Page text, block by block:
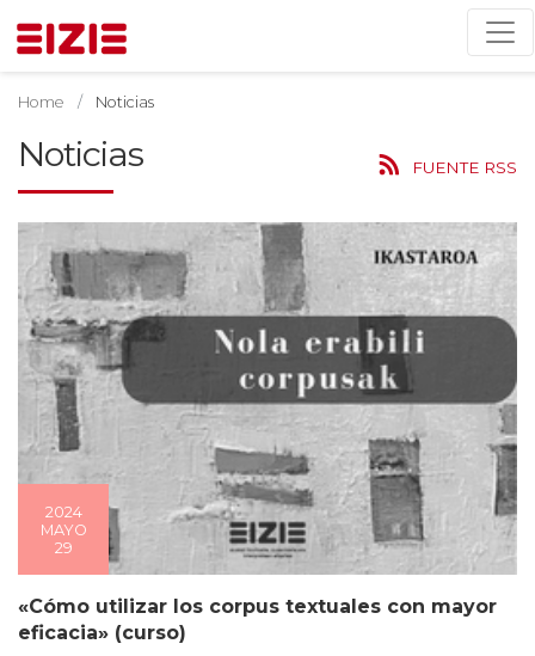
Home Noticias
Noticias FUENTE RSS
2024
MAYO
29
«Cómo utilizar los corpus textuales con mayor
eficacia» (curso)